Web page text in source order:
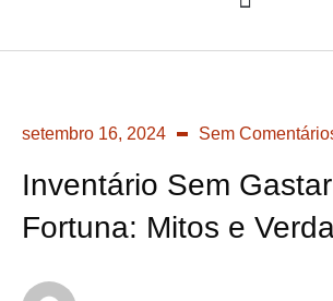
setembro 16, 2024 Sem
Inventário Sem
Fortuna: Mitos e